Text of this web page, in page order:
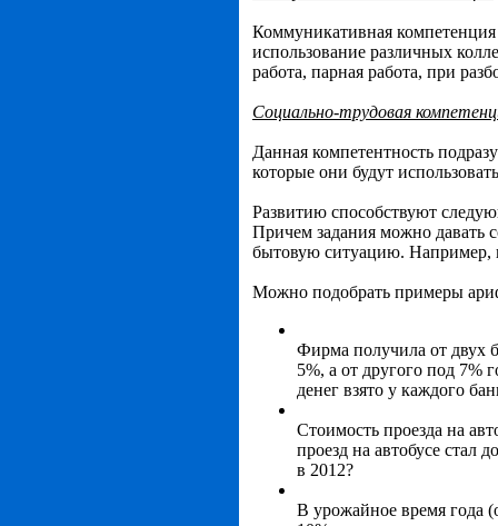
Коммуникативная компетенция
использование различных
работа, парная работа, при
Социально-трудовая
Данная компетентность
которые они будут
Развитию способствуют
Причем задания можно давать
бытовую ситуацию. Например,
Можно подобрать примеры
Фирма получила от двух
5%, а от другого под 7%
денег взято у каждого
Стоимость проезда на
проезд на автобусе стал
в 2012?
В урожайное время года